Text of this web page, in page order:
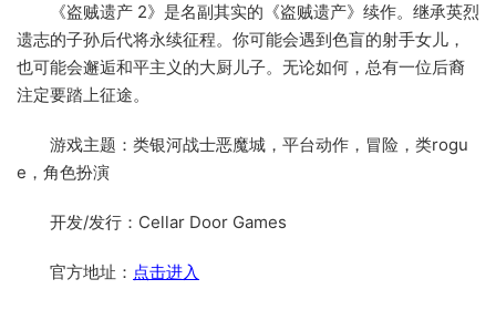
《盗贼遗产 2》是名副其实的《盗贼遗产》续作。继承英烈
遗志的子孙后代将永续征程。你可能会遇到色盲的射手女儿，
也可能会邂逅和平主义的大厨儿子。无论如何，总有一位后裔
注定要踏上征途。
游戏主题：类银河战士恶魔城，平台动作，冒险，类rogu
e，角色扮演
开发/发行：Cellar Door Games
官方地址： 点击进入